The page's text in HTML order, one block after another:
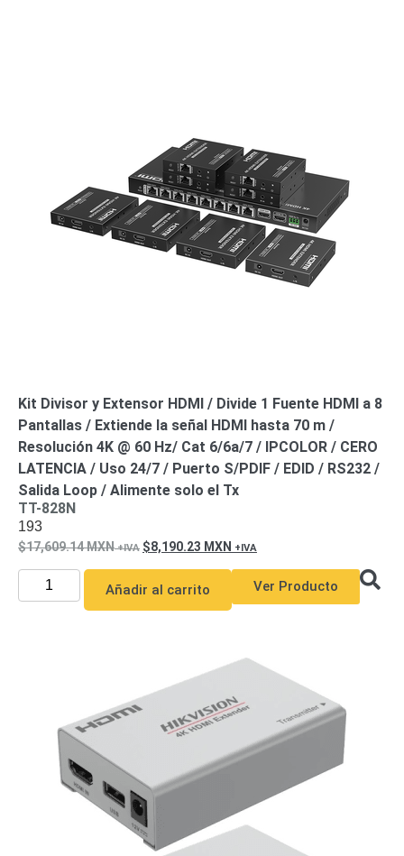
Kit Divisor y Extensor HDMI / Divide 1 Fuente HDMI a 8
Pantallas / Extiende la señal HDMI hasta 70 m /
Resolución 4K @ 60 Hz/ Cat 6/6a/7 / IPCOLOR / CERO
LATENCIA / Uso 24/7 / Puerto S/PDIF / EDID / RS232 /
Salida Loop / Alimente solo el Tx
TT-828N
193
17,609.14MXN 8,190.23 MXN
Añadir al carrito Ver Producto